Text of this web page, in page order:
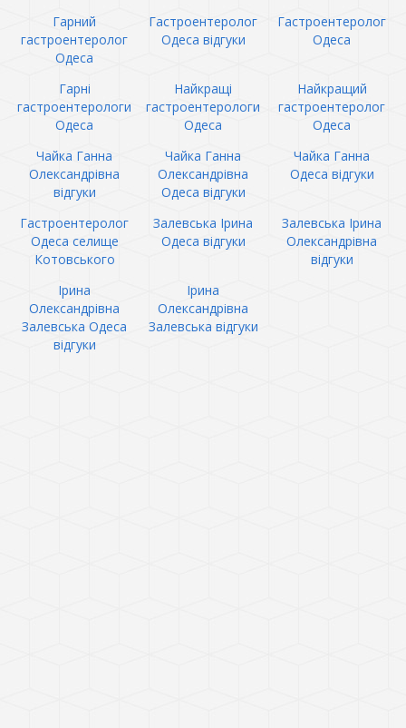
Гарний
гастроентеролог
Одеса
Гастроентеролог
Одеса відгуки
Гастроентеролог
Одеса
Гарні
гастроентерологи
Одеса
Найкращі
гастроентерологи
Одеса
Найкращий
гастроентеролог
Одеса
Чайка Ганна
Олександрівна
відгуки
Чайка Ганна
Олександрівна
Одеса відгуки
Чайка Ганна
Одеса відгуки
Гастроентеролог
Одеса селище
Котовського
Залевська Ірина
Одеса відгуки
Залевська Ірина
Олександрівна
відгуки
Ірина
Олександрівна
Залевська Одеса
відгуки
Ірина
Олександрівна
Залевська відгуки